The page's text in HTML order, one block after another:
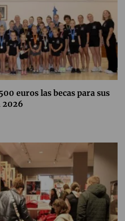
euros las becas para sus
2026